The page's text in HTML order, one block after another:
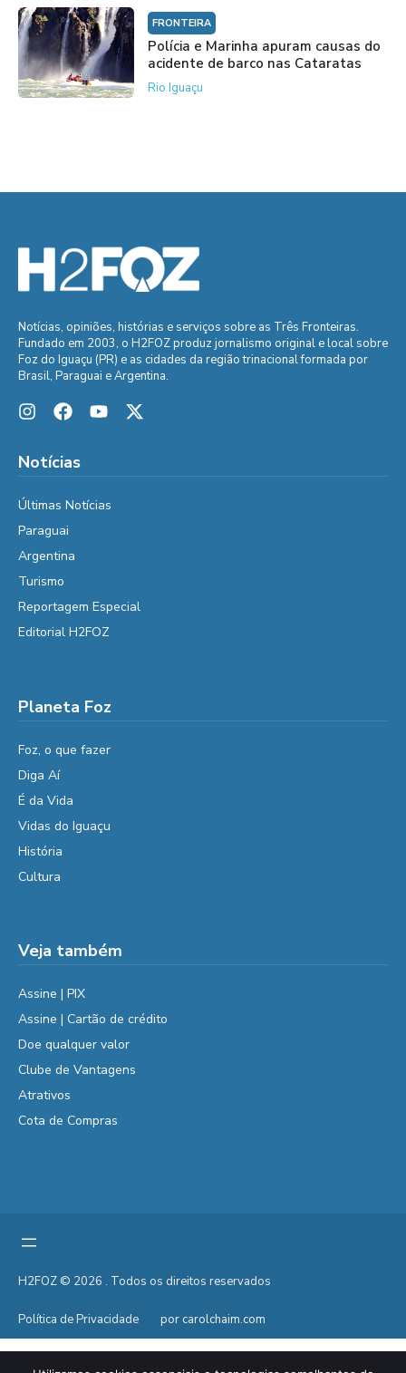
FRONTEIRA
Polícia e Marinha apuram causas do
acidente de barco nas Cataratas
Rio Iguaçu
Notícias, opiniões, histórias e serviços sobre as Três Fronteiras.
Fundado em 2003, o H2FOZ produz jornalismo original e local sobre
Foz do Iguaçu (PR) e as cidades da região trinacional formada por
Brasil, Paraguai e Argentina.
Notícias
Últimas Notícias
Paraguai
Argentina
Turismo
Reportagem Especial
Editorial H2FOZ
Planeta Foz
Foz, o que fazer
Diga Aí
É da Vida
Vidas do Iguaçu
História
Cultura
Veja também
Assine | PIX
Assine | Cartão de crédito
Doe qualquer valor
Clube de Vantagens
Atrativos
Cota de Compras
H2FOZ © 2026 . Todos os direitos reservados
Política de Privacidade por carolchaim.com